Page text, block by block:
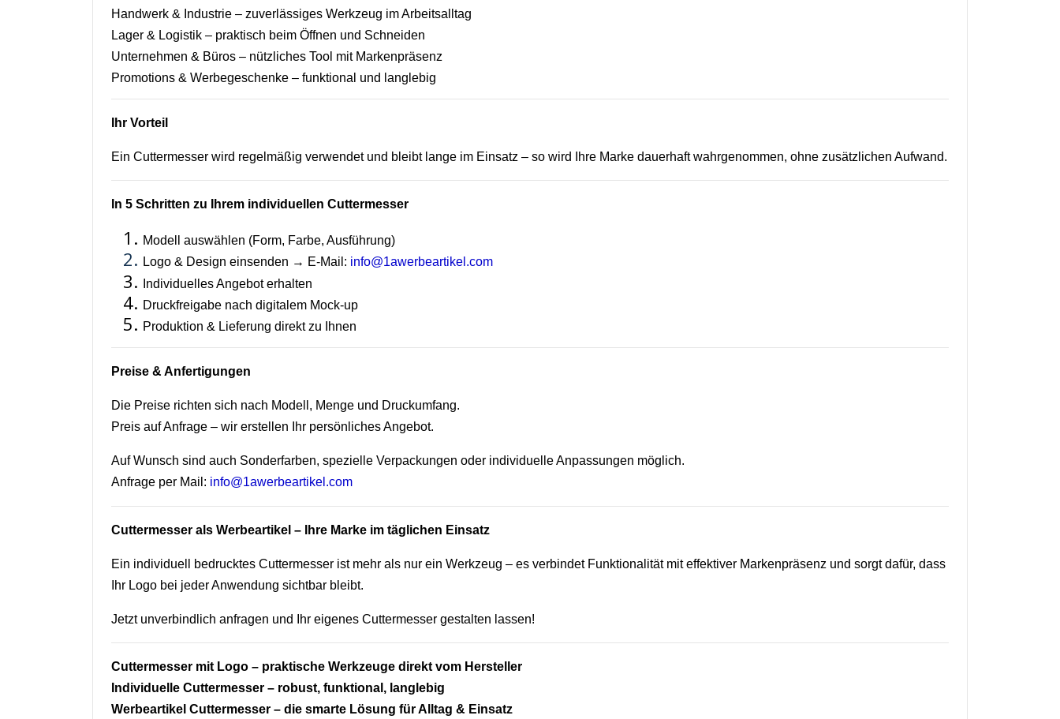
Handwerk & Industrie – zuverlässiges Werkzeug im Arbeitsalltag
Lager & Logistik – praktisch beim Öffnen und Schneiden
Unternehmen & Büros – nützliches Tool mit Markenpräsenz
Promotions & Werbegeschenke – funktional und langlebig
Ihr Vorteil
Ein Cuttermesser wird regelmäßig verwendet und bleibt lange im Einsatz – so wird Ihre Marke dauerhaft wahrgenommen, ohne zusätzlichen Aufwand.
In 5 Schritten zu Ihrem individuellen Cuttermesser
Modell auswählen (Form, Farbe, Ausführung)
Logo & Design einsenden → E-Mail: info@1awerbeartikel.com
Individuelles Angebot erhalten
Druckfreigabe nach digitalem Mock-up
Produktion & Lieferung direkt zu Ihnen
Preise & Anfertigungen
Die Preise richten sich nach Modell, Menge und Druckumfang.
Preis auf Anfrage – wir erstellen Ihr persönliches Angebot.
Auf Wunsch sind auch Sonderfarben, spezielle Verpackungen oder individuelle Anpassungen möglich.
Anfrage per Mail: info@1awerbeartikel.com
Cuttermesser als Werbeartikel – Ihre Marke im täglichen Einsatz
Ein individuell bedrucktes Cuttermesser ist mehr als nur ein Werkzeug – es verbindet Funktionalität mit effektiver Markenpräsenz und sorgt dafür, dass
Ihr Logo bei jeder Anwendung sichtbar bleibt.
Jetzt unverbindlich anfragen und Ihr eigenes Cuttermesser gestalten lassen!
Cuttermesser mit Logo – praktische Werkzeuge direkt vom Hersteller
Individuelle Cuttermesser – robust, funktional, langlebig
Werbeartikel Cuttermesser – die smarte Lösung für Alltag & Einsatz